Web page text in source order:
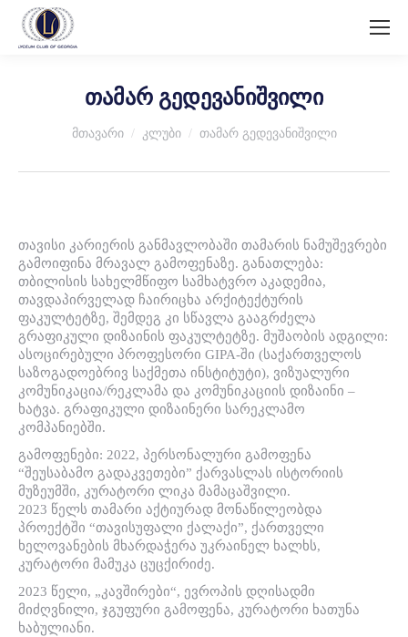
თამარ გედევანიშვილი
მთავარი კლუბი თამარ გედევანიშვილი
თავისი კარიერის განმავლობაში თამარის ნამუშევრები
გამოიფინა მრავალ გამოფენაზე. განათლება:
თბილისის სახელმწიფო სამხატვრო აკადემია,
თავდაპირველად ჩაირიცხა არქიტექტურის
ფაკულტეტზე, შემდეგ კი სწავლა გააგრძელა
გრაფიკული დიზაინის ფაკულტეტზე. მუშაობის ადგილი:
ასოცირებული პროფესორი GIPA-ში (საქართველოს
საზოგადოებრივ საქმეთა ინსტიტუტი), ვიზუალური
კომუნიკაცია/რეკლამა და კომუნიკაციის დიზაინი –
ხატვა. გრაფიკული დიზაინერი სარეკლამო
კომპანიებში.
გამოფენები: 2022, პერსონალური გამოფენა
“შეუსაბამო გადაკვეთები” ქარვასლას ისტორიის
მუზეუმში, კურატორი ლიკა მამაცაშვილი.
2023 წელს თამარი აქტიურად მონაწილეობდა
პროექტში “თავისუფალი ქალაქი”, ქართველი
ხელოვანების მხარდაჭერა უკრაინელ ხალხს,
კურატორი მამუკა ცუცქირიძე.
2023 წელი, „კავშირები“, ევროპის დღისადმი
მიძღვნილი, ჯგუფური გამოფენა, კურატორი ხათუნა
ხაბულიანი.